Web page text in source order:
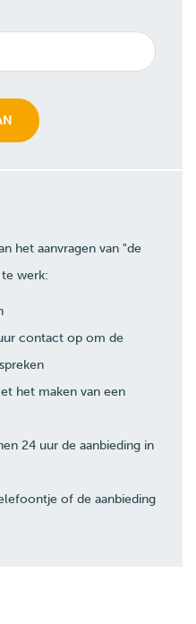
het aanvragen van "de
werk:
contact op om de
het maken van een
24 uur de aanbieding in
of de aanbieding